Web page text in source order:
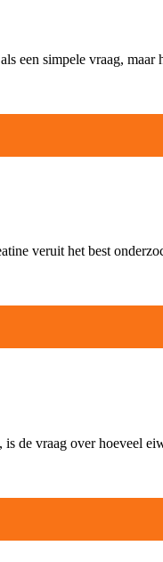
een simpele vraag, maar
veruit het best
de vraag over hoeveel